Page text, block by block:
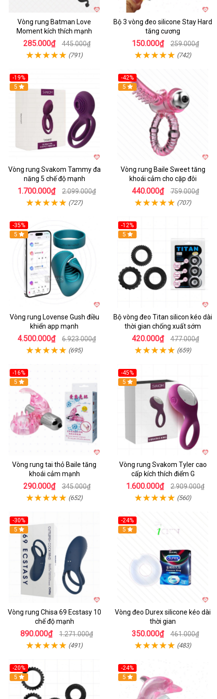
Vòng rung Batman Love
Moment kích thích mạnh
285.000₫ 445.000₫
(791)
Bộ 3 vòng đeo silicone Stay Hard
tăng cương
150.000₫ 259.000₫
(742)
-19%
5
Vòng rung Svakom Tammy đa
năng 5 chế độ mạnh
1.700.000₫ 2.099.000₫
(727)
-42%
5
Vòng rung Baile Sweet tăng
khoái cảm cho cặp đôi
440.000₫ 759.000₫
(707)
-35%
Hot
5
Vòng rung Lovense Gush điều
khiển app mạnh
4.500.000₫ 6.923.000₫
(695)
-12%
5
Bộ vòng đeo Titan silicon kéo dài
thời gian chống xuất sớm
420.000₫ 477.000₫
(659)
-16%
Hot
5
Vòng rung tai thỏ Baile tăng
khoái cảm mạnh
290.000₫ 345.000₫
(652)
-45%
5
Vòng rung Svakom Tyler cao
cấp kích thích điểm G
1.600.000₫ 2.909.000₫
(560)
-30%
Hot
5
Vòng rung Chisa 69 Ecstasy 10
chế độ mạnh
890.000₫ 1.271.000₫
(491)
-24%
5
Vòng đeo Durex silicone kéo dài
thời gian
350.000₫ 461.000₫
(483)
-20%
Hot
5
-24%
5